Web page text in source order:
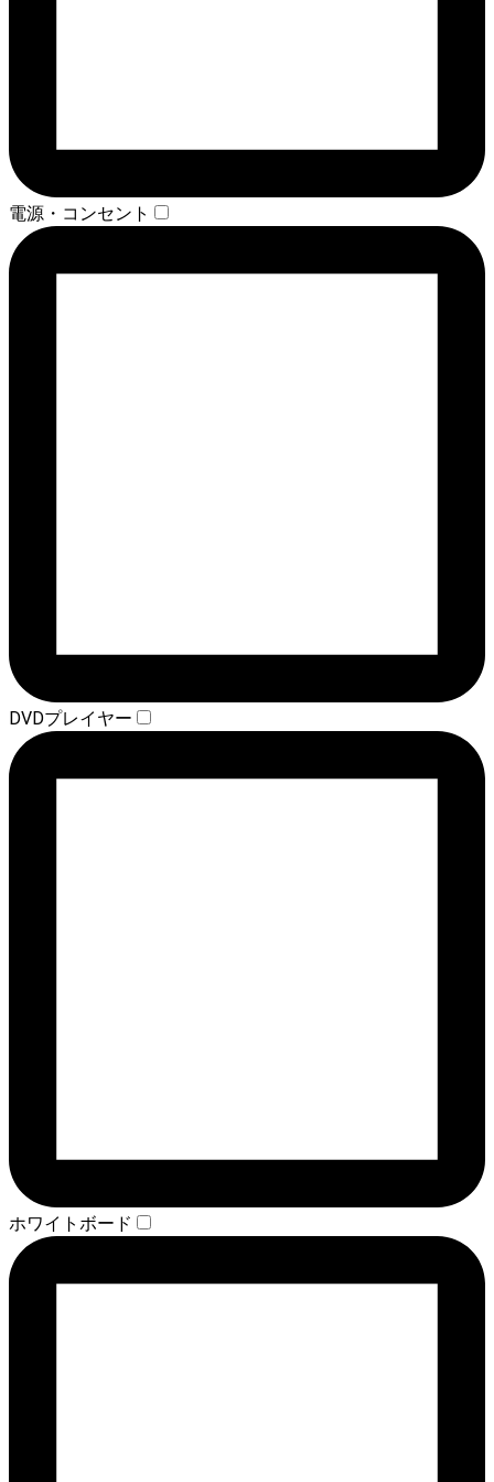
電源・コンセント
DVDプレイヤー
ホワイトボード